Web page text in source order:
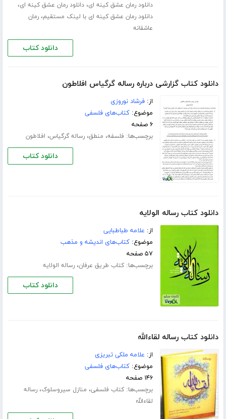
دانلود رمان عشق کینه ای،دانلود رمان عشق کینه ای،
دانلود رمان عشق کینه ای با لینک مستقیم،رمان
عاشقانه
دانلود کتاب
دانلود کتاب گزارشی درباره رساله گرگیاس افلاطون
از:فرشاد نوروزی
موضوع:کتاب‌های فلسفی
۶ صفحه
برچسب‌ها: فلسفه، منطق،رساله گرگیاس، افلاطون
دانلود کتاب
دانلود کتاب ﺭﺳﺎﻟﻪ ﺍﻟﻮﻻﯾﻪ
از: ﻋﻼﻣﻪ ﻃﺒﺎﻃﺒﺎﯾﯽ
موضوع:کتاب‌های اندیشه و مذهب
۵۷ صفحه
برچسب‌ها:کتاب ﻃﺮﯾﻖ ﻋﺮﻓﺎﻥ،ﺭﺳﺎﻟﻪ ﺍﻟﻮﻻﯾﻪ
دانلود کتاب
دانلود کتاب ﺭﺳﺎﻟﻪ ﻟﻘﺎﺀﺍﻟﻠﻪ
از: ﻋﻼﻣﻪ ﻣﻠﮑﯽ ﺗﺒﺮﯾﺰﯼ
موضوع:کتاب‌های فلسفی
۱۴۶ صفحه
برچسب‌ها:کتاب فلسفی، ﻣﻨﺎﺯﻝ ﺳﯿﺮﻭﺳﻠﻮﮎ،ﺭﺳﺎﻟﻪ
ﻟﻘﺎﺀﺍﻟﻠﻪ